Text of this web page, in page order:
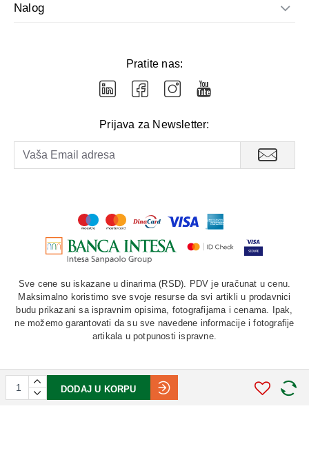
DODAJ U KORPU
Nalog
Pratite nas:
Prijava za Newsletter:
Sve cene su iskazane u dinarima (RSD). PDV je uračunat u cenu.
Maksimalno koristimo sve svoje resurse da svi artikli u prodavnici
budu prikazani sa ispravnim opisima, fotografijama i cenama. Ipak,
ne možemo garantovati da su sve navedene informacije i fotografije
artikala u potpunosti ispravne.
©2026. AU "LAURUS". Sva prava zadržana.